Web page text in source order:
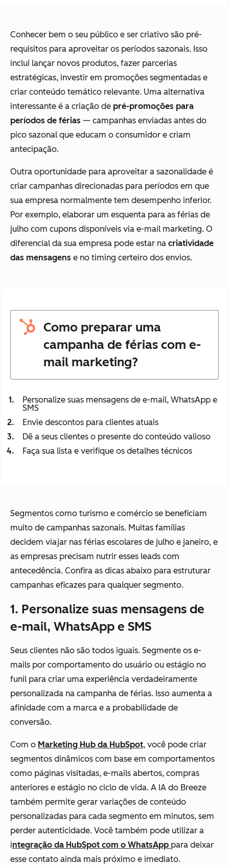
Conhecer bem o seu público e ser criativo são pré-
requisitos para aproveitar os períodos sazonais. Isso
inclui lançar novos produtos, fazer parcerias
estratégicas, investir em promoções segmentadas e
criar conteúdo temático relevante. Uma alternativa
interessante é a criação de pré-promoções para
períodos de férias — campanhas enviadas antes do
pico sazonal que educam o consumidor e criam
antecipação.
Outra oportunidade para aproveitar a sazonalidade é
criar campanhas direcionadas para períodos em que
sua empresa normalmente tem desempenho inferior.
Por exemplo, elaborar um esquenta para as férias de
julho com cupons disponíveis via e-mail marketing. O
diferencial da sua empresa pode estar na criatividade
das mensagens e no timing certeiro dos envios.
Como preparar uma
campanha de férias com e-
mail marketing?
Personalize suas mensagens de e-mail, WhatsApp e
SMS
Envie descontos para clientes atuais
Dê a seus clientes o presente do conteúdo valioso
Faça sua lista e verifique os detalhes técnicos
Segmentos como turismo e comércio se beneficiam
muito de campanhas sazonais. Muitas famílias
decidem viajar nas férias escolares de julho e janeiro, e
as empresas precisam nutrir esses leads com
antecedência. Confira as dicas abaixo para estruturar
campanhas eficazes para qualquer segmento.
1. Personalize suas mensagens de
e-mail, WhatsApp e SMS
Seus clientes não são todos iguais. Segmente os e-
mails por comportamento do usuário ou estágio no
funil para criar uma experiência verdadeiramente
personalizada na campanha de férias. Isso aumenta a
afinidade com a marca e a probabilidade de
conversão.
Com o Marketing Hub da HubSpot, você pode criar
segmentos dinâmicos com base em comportamentos
como páginas visitadas, e-mails abertos, compras
anteriores e estágio no ciclo de vida. A IA do Breeze
também permite gerar variações de conteúdo
personalizadas para cada segmento em minutos, sem
perder autenticidade. Você também pode utilizar a
integração da HubSpot com o WhatsApp para deixar
esse contato ainda mais próximo e imediato.